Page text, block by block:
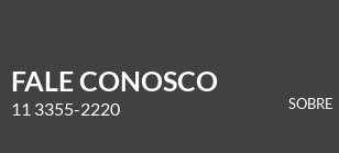
FALE CONOSCO
11 3355-2220 SOBRE